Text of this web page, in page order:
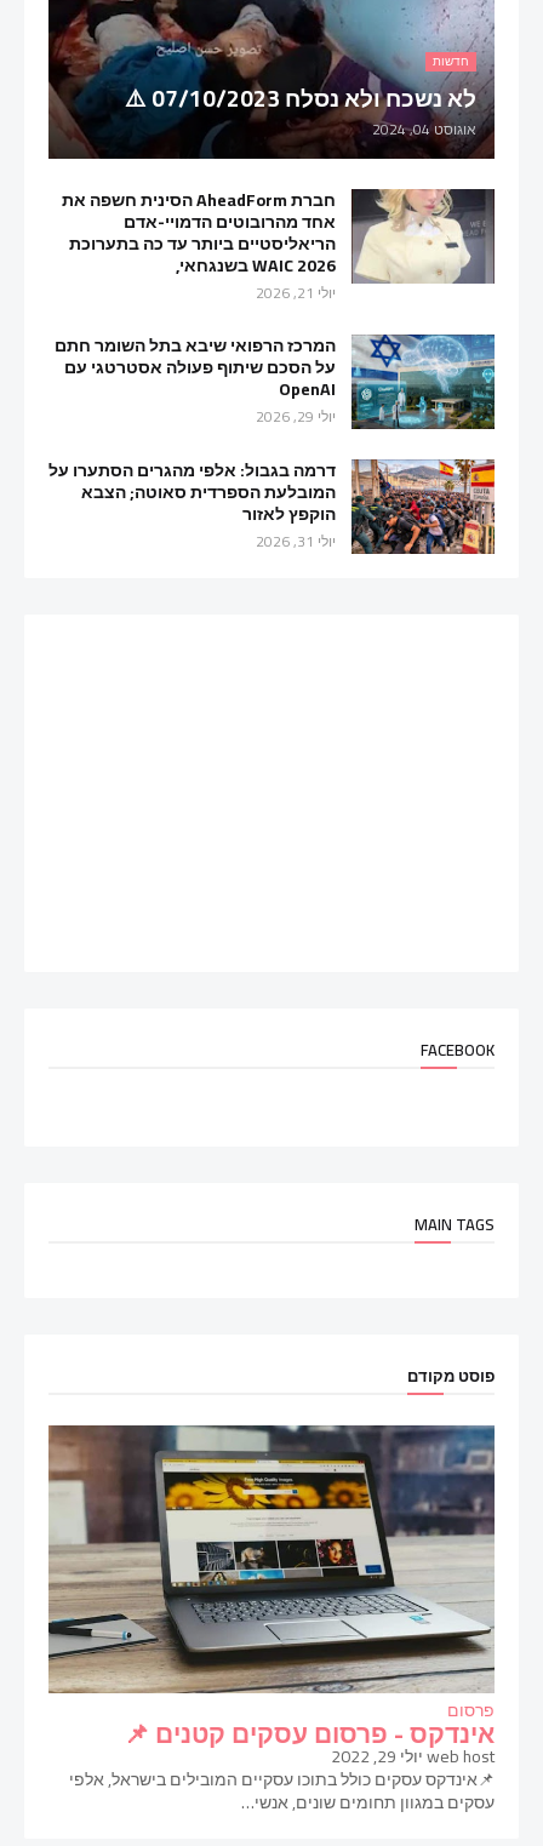
חדשות
לא נשכח ולא נסלח 07/10/2023 ⚠️
אוגוסט 04, 2024
חברת AheadForm הסינית חשפה את
אחד מהרובוטים הדמויי-אדם
הריאליסטיים ביותר עד כה בתערוכת
WAIC 2026 בשנגחאי,
יולי 21, 2026
המרכז הרפואי שיבא בתל השומר חתם
על הסכם שיתוף פעולה אסטרטגי עם
OpenAI
יולי 29, 2026
דרמה בגבול: אלפי מהגרים הסתערו על
המובלעת הספרדית סאוטה; הצבא
הוקפץ לאזור
יולי 31, 2026
FACEBOOK
MAIN TAGS
פוסט מקודם
פרסום
אינדקס - פרסום עסקים קטנים 📌
web hostיולי 29, 2022
📌אינדקס עסקים כולל בתוכו עסקיים המובילים בישראל, אלפי
עסקים במגוון תחומים שונים, אנשי…